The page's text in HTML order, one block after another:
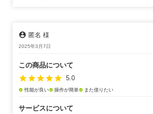
account_circle 匿名 様
2025年3月7日
この商品について
star star star star star 5.0
check_circle 性能が良いcheck_circle 操作が簡単check_circle また借りたい
サービスについて